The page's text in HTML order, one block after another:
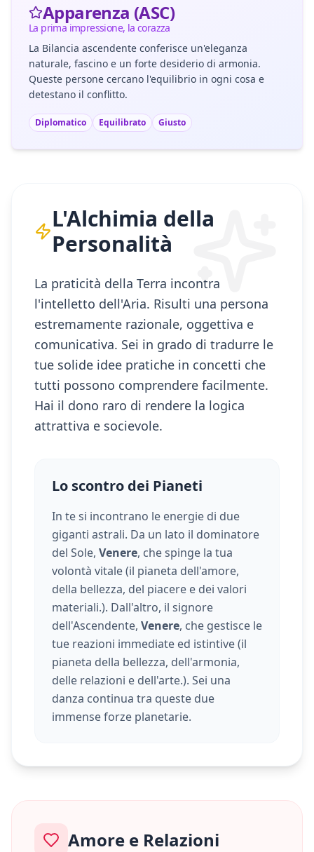
Apparenza (ASC)
La prima impressione, la corazza
La Bilancia ascendente conferisce un'eleganza
naturale, fascino e un forte desiderio di armonia.
Queste persone cercano l'equilibrio in ogni cosa e
detestano il conflitto.
Diplomatico Equilibrato Giusto
L'Alchimia della
Personalità
La praticità della Terra incontra
l'intelletto dell'Aria. Risulti una persona
estremamente razionale, oggettiva e
comunicativa. Sei in grado di tradurre le
tue solide idee pratiche in concetti che
tutti possono comprendere facilmente.
Hai il dono raro di rendere la logica
attrattiva e socievole.
Lo scontro dei Pianeti
In te si incontrano le energie di due
giganti astrali. Da un lato il dominatore
del Sole, Venere, che spinge la tua
volontà vitale (il pianeta dell'amore,
della bellezza, del piacere e dei valori
materiali.). Dall'altro, il signore
dell'Ascendente, Venere, che gestisce le
tue reazioni immediate ed istintive (il
pianeta della bellezza, dell'armonia,
delle relazioni e dell'arte.). Sei una
danza continua tra queste due
immense forze planetarie.
Amore e Relazioni